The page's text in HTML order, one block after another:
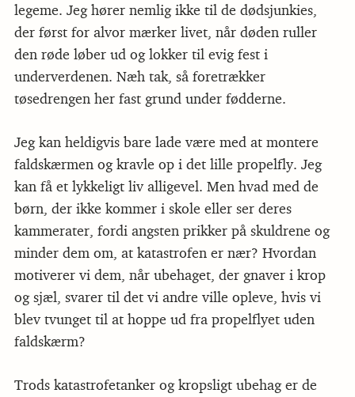
legeme. Jeg hører nemlig ikke til de dødsjunkies,
der først for alvor mærker livet, når døden ruller
den røde løber ud og lokker til evig fest i
underverdenen. Næh tak, så foretrækker
tøsedrengen her fast grund under fødderne.
Jeg kan heldigvis bare lade være med at montere
faldskærmen og kravle op i det lille propelfly. Jeg
kan få et lykkeligt liv alligevel. Men hvad med de
børn, der ikke kommer i skole eller ser deres
kammerater, fordi angsten prikker på skuldrene og
minder dem om, at katastrofen er nær? Hvordan
motiverer vi dem, når ubehaget, der gnaver i krop
og sjæl, svarer til det vi andre ville opleve, hvis vi
blev tvunget til at hoppe ud fra propelflyet uden
faldskærm?
Trods katastrofetanker og kropsligt ubehag er de